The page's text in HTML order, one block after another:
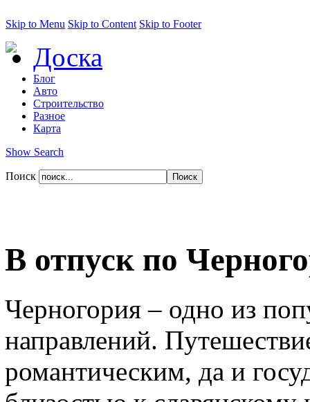
Skip to Menu Skip to Content Skip to Footer
Доска
Блог
Авто
Строительство
Разное
Карта
Show Search
Поиск
В отпуск по
Черногория – одно из
направлений.
романтическим, да и